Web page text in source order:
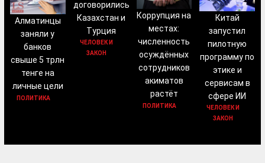
Алматинцы
заняли у
банков
свыше 5 трлн
тенге на
личные цели
ПОЛИТИКА
договорились
Казахстан и
Турция
ЧЕЛОВЕК И
ЗАКОН
Коррупция на
местах:
численность
осуждённых
сотрудников
акиматов
растёт
ПОЛИТИКА
Китай
запустил
пилотную
программу по
этике и
сервисам в
сфере ИИ
ЧЕЛОВЕК И
ЗАКОН